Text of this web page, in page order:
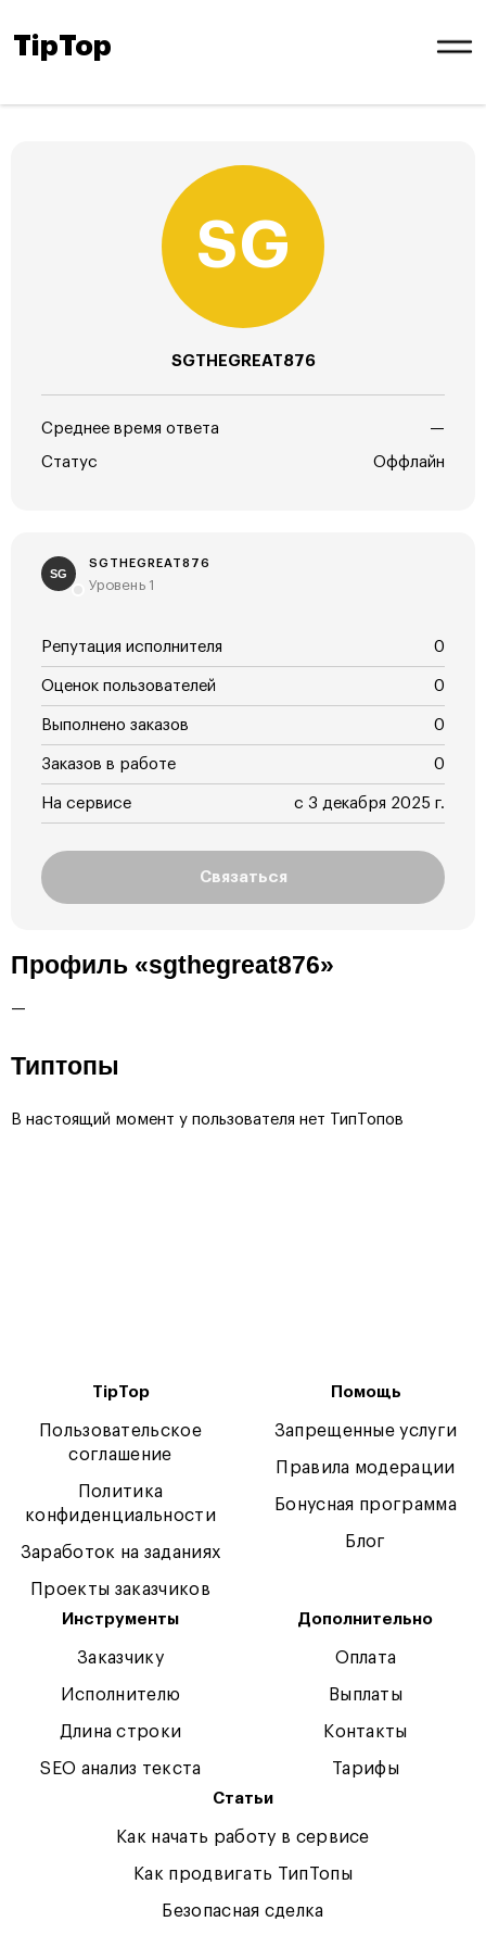
TipTop
SGTHEGREAT876
Среднее время ответа —
Статус Оффлайн
SG
SGTHEGREAT876
Уровень 1
Репутация исполнителя 0
Оценок пользователей 0
Выполнено заказов 0
Заказов в работе 0
На сервисе с 3 декабря 2025 г.
Связаться
Профиль «sgthegreat876»
—
Типтопы
В настоящий момент у пользователя нет ТипТопов
TipTop
Пользовательское
соглашение
Политика
конфиденциальности
Заработок на заданиях
Проекты заказчиков
Помощь
Запрещенные услуги
Правила модерации
Бонусная программа
Блог
Инструменты
Заказчику
Исполнителю
Длина строки
SEO анализ текста
Дополнительно
Оплата
Выплаты
Контакты
Тарифы
Статьи
Как начать работу в сервисе
Как продвигать ТипТопы
Безопасная сделка